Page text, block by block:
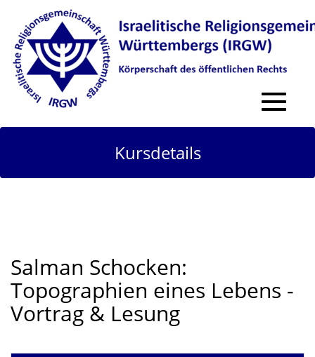
Toggle
Kursdetails
Salman Schocken:
Topographien eines Lebens -
Vortrag & Lesung